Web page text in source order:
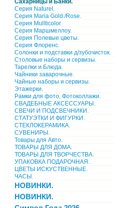
Сахарницы и Банки.
Серия Naturel.
Серия Maria Gold./Rose.
Серия Mullticolor
Серия Маршмеллоу.
Серия Полевые цветы.
Серия Флоренс.
Солонки и подставки д/зубочисток.
Столовые наборы и сервизы.
Тарелки и Блюда.
Чайники заварочные.
Чайные наборы и сервизы.
Этажерки.
Рамки для фото, Фотоколлажи.
СВАДЕБНЫЕ АКСЕССУАРЫ.
СВЕЧИ И ПОДСВЕЧНИКИ.
СТАТУЭТКИ И ФИГУРКИ.
СТЕКЛОКЕРАМИКА.
СУВЕНИРЫ.
Товары для Авто.
ТОВАРЫ ДЛЯ ДОМА.
ТОВАРЫ ДЛЯ ТВОРЧЕСТВА.
УПАКОВКА ПОДАРОЧНАЯ.
ЦВЕТЫ ИСКУСТВЕННЫЕ.
ЧАСЫ.
НОВИНКИ.
НОВИНКИ.